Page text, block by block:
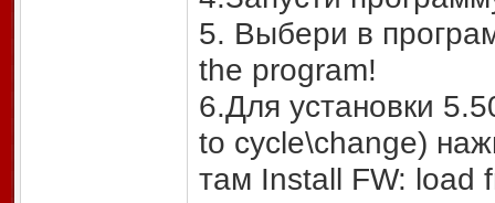
5. Выбери в
the program!
6.Для установки
to cycle\change)
там Install FW: load